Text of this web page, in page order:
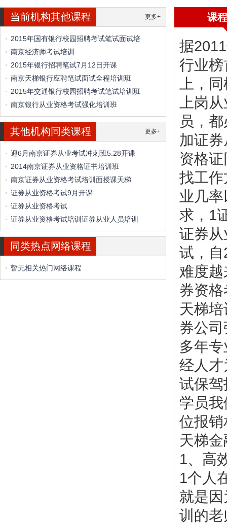
当前机构其他课程 更多+
2015年国有银行校园招聘考试笔试面试培
南京经济师考试培训
2015年银行招聘笔试7月12日开课
南京天梯银行应聘笔试面试全程培训班
2015年交通银行校园招聘考试笔试培训班
南京银行从业资格考试强化培训班
其他机构同类课程 更多+
迎6月南京证券从业考试冲刺班5.28开课
2014南京证券从业资格证书培训班
南京证券从业资格考试培训面授课天梯
证券从业资格考试9月开课
证券从业资格考试
证券从业资格考试培训证券从业人员培训
同类热点网络课程
暂无相关热门网络课程
课
据
行业
上，
上岗
员，
加证
资格
找工
业几
求，1
证券
试，
难度
券资
天梯
券公
多年
经人
试保
学员
位报
天梯
1、高
1个人
就是
训的